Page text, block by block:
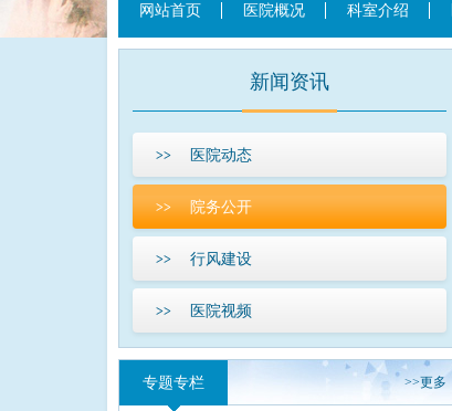
网站首页 医院概况 科室介绍
新闻资讯
>> 医院动态
>> 院务公开
>> 行风建设
>> 医院视频
专题专栏 >>更多